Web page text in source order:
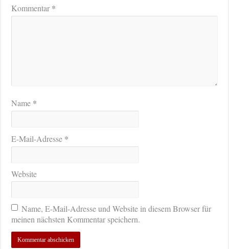
Kommentar*
Name *
E-Mail-Adresse *
Website
Name, E-Mail-Adresse und Website in diesem Browser für
meinen nächsten Kommentar speichern.